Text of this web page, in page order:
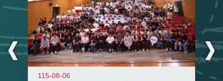
115-08-06